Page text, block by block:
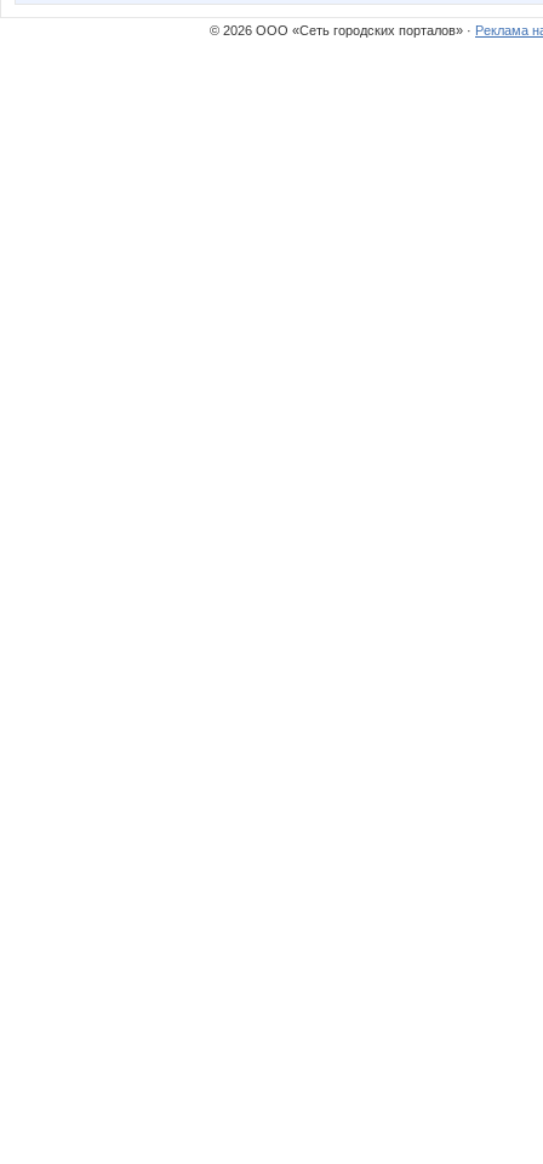
© 2026 ООО «Сеть городских порталов» · Реклама